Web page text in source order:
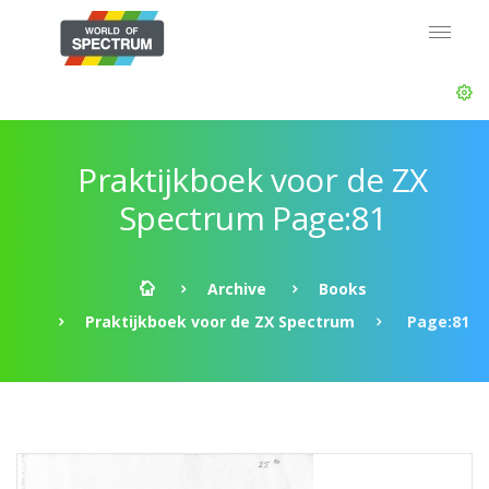
Praktijkboek voor de ZX
Spectrum Page:81
Archive
Books
Praktijkboek voor de ZX Spectrum
Page:81